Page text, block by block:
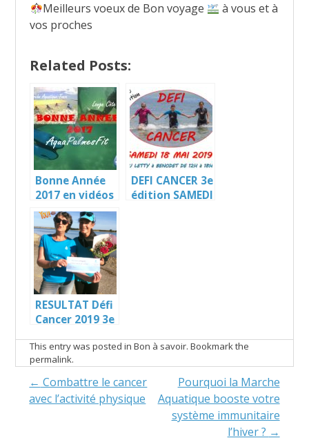
Meilleurs voeux de Bon voyage
à vous et à
vos proches
Related Posts:
Bonne Année
2017 en vidéos
LC, MAT, APF
DEFI CANCER 3e
édition SAMEDI
RESULTAT Défi
Cancer 2019 3e
This entry was posted inBon à savoir. Bookmark the
permalink.
Post
← Combattre le cancer
avec l’activité physique
Pourquoi la Marche
Aquatique booste votre
système immunitaire
l’hiver ? →